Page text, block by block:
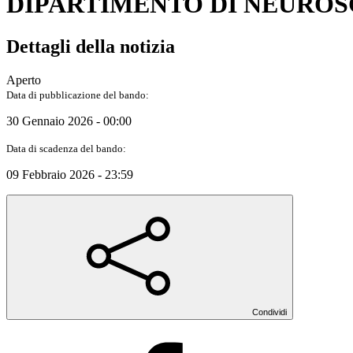
Dettagli della notizia
Aperto
Data di pubblicazione del bando:
30 Gennaio 2026 - 00:00
Data di scadenza del bando:
09 Febbraio 2026 - 23:59
Condividi